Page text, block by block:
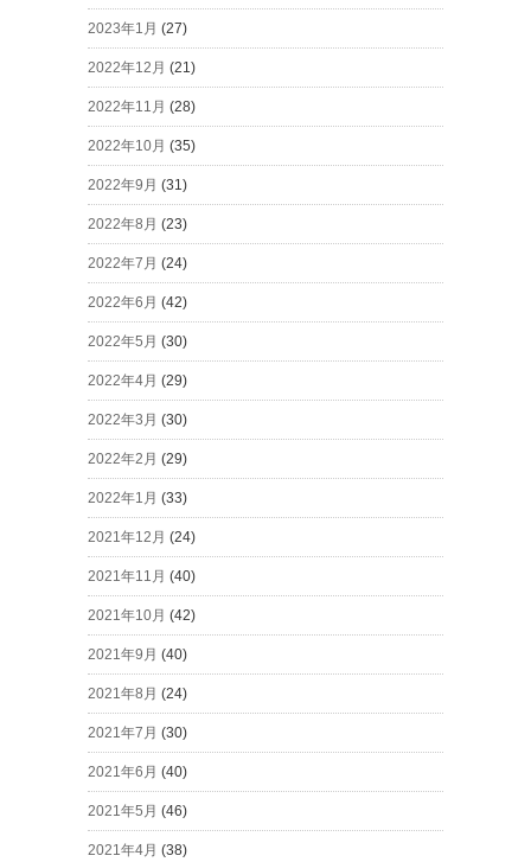
2023年1月 (27)
2022年12月 (21)
2022年11月 (28)
2022年10月 (35)
2022年9月 (31)
2022年8月 (23)
2022年7月 (24)
2022年6月 (42)
2022年5月 (30)
2022年4月 (29)
2022年3月 (30)
2022年2月 (29)
2022年1月 (33)
2021年12月 (24)
2021年11月 (40)
2021年10月 (42)
2021年9月 (40)
2021年8月 (24)
2021年7月 (30)
2021年6月 (40)
2021年5月 (46)
2021年4月 (38)